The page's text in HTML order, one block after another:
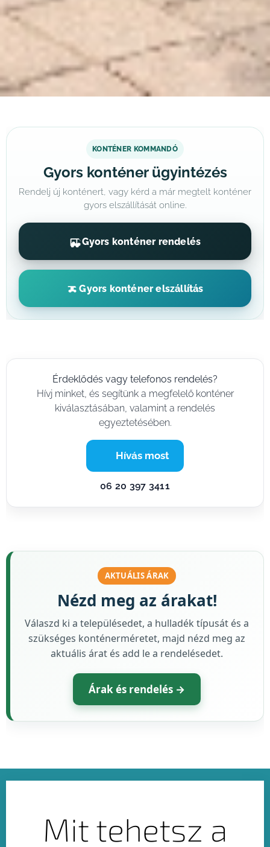
KONTÉNER KOMMANDÓ
Gyors konténer ügyintézés
Rendelj új konténert, vagy kérd a már megtelt konténer
gyors elszállítását online.
Gyors konténer rendelés
Gyors konténer elszállítás
Érdeklődés vagy telefonos rendelés?
Hívj minket, és segítünk a megfelelő konténer
kiválasztásában, valamint a rendelés
egyeztetésében.
📞 Hívás most
06 20 397 3411
AKTUÁLIS ÁRAK
Nézd meg az árakat!
Válaszd ki a településedet, a hulladék típusát és a
szükséges konténerméretet, majd nézd meg az
aktuális árat és add le a rendelésedet.
Árak és rendelés →
Mit tehetsz a